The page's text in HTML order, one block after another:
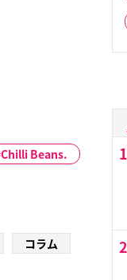
Chilli Beans.
コラム